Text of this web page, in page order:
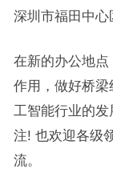
深圳市福田中心
在新的办公地
作用，做好桥梁
工智能行业的
注! 也欢迎各级
流。